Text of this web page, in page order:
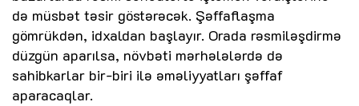
də müsbət təsir göstərəcək. Şəffaflaşma
gömrükdən, idxaldan başlayır. Orada rəsmiləşdirmə
düzgün aparılsa, növbəti mərhələlərdə də
sahibkarlar bir-biri ilə əməliyyatları şəffaf
aparacaqlar.